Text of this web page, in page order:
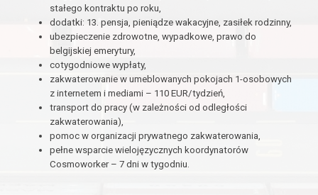
stałego kontraktu po roku,
dodatki: 13. pensja, pieniądze wakacyjne, zasiłek rodzinny,
ubezpieczenie zdrowotne, wypadkowe, prawo do
belgijskiej emerytury,
cotygodniowe wypłaty,
zakwaterowanie w umeblowanych pokojach 1-osobowych
z internetem i mediami – 110 EUR/tydzień,
transport do pracy (w zależności od odległości
zakwaterowania),
pomoc w organizacji prywatnego zakwaterowania,
pełne wsparcie wielojęzycznych koordynatorów
Cosmoworker – 7 dni w tygodniu.